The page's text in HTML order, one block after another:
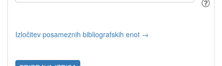
Izločitev posameznih bibliografskih enot →